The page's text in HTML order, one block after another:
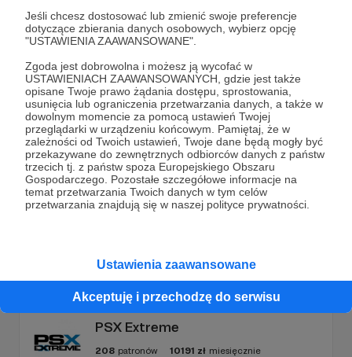
Jeśli chcesz dostosować lub zmienić swoje preferencje
dotyczące zbierania danych osobowych, wybierz opcję
"USTAWIENIA ZAAWANSOWANE".
Zgoda jest dobrowolna i możesz ją wycofać w
USTAWIENIACH ZAAWANSOWANYCH, gdzie jest także
opisane Twoje prawo żądania dostępu, sprostowania,
usunięcia lub ograniczenia przetwarzania danych, a także w
dowolnym momencie za pomocą ustawień Twojej
przeglądarki w urządzeniu końcowym. Pamiętaj, że w
zależności od Twoich ustawień, Twoje dane będą mogły być
przekazywane do zewnętrznych odbiorców danych z państw
trzecich tj. z państw spoza Europejskiego Obszaru
Gospodarczego. Pozostałe szczegółowe informacje na
temat przetwarzania Twoich danych w tym celów
przetwarzania znajdują się w naszej polityce prywatności.
Ustawienia zaawansowane
Akceptuję i przechodzę do serwisu
Dołącz do grona Patronów!
Wesprzyj działalność AutoraProject Simracingjuż
teraz!
Zostań Patronem
Promowani autorzy
PSX Extreme
208 patronów 10191 zł miesięcznie